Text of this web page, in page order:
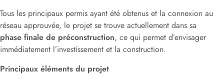
Tous les principaux permis ayant été obtenus et la connexion au
réseau approuvée, le projet se trouve actuellement dans sa
phase finale de préconstruction, ce qui permet d’envisager
immédiatement l’investissement et la construction.
Principaux éléments du projet